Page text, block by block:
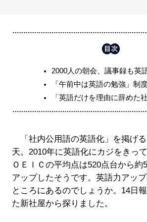
2000人の朝会、議事録も英
「午前中は英語の勉強」制
「英語だけを理由に辞めた
「社内公用語の英語化」を掲げ
天。2010年に英語化にカジをきっ
ＯＥＩＣの平均点は520点台から約
アップしたそうです。英語力アッ
ところにあるのでしょうか。14日
た新社屋から探りました。